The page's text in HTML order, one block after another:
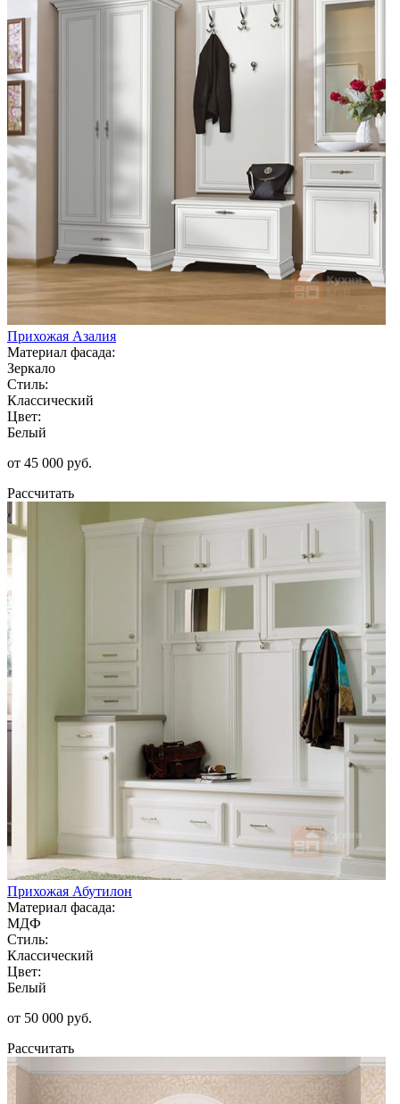
Прихожая Азалия
Материал фасада:
Зеркало
Стиль:
Классический
Цвет:
Белый
от 45 000 руб.
Рассчитать
Прихожая Абутилон
Материал фасада:
МДФ
Стиль:
Классический
Цвет:
Белый
от 50 000 руб.
Рассчитать